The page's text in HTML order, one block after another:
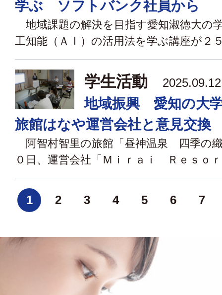
学ぶ ソフトバンク社員から
地域課題の解決を目指す愛知淑徳大の
工知能（ＡＩ）の活用法を学ぶ講座が２
学生活動
地域振興 愛知の大
旅館はなや運営会社と意見交
阿智村智里の旅館「昼神温泉 四季の
０日、運営会社「Ｍｉｒａｉ Ｒｅｓｏ
1 2 3 4 5 6 7